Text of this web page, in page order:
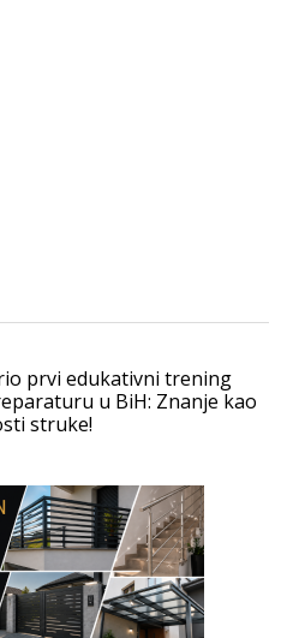
prvi edukativni trening
u BiH: Znanje kao
struke!